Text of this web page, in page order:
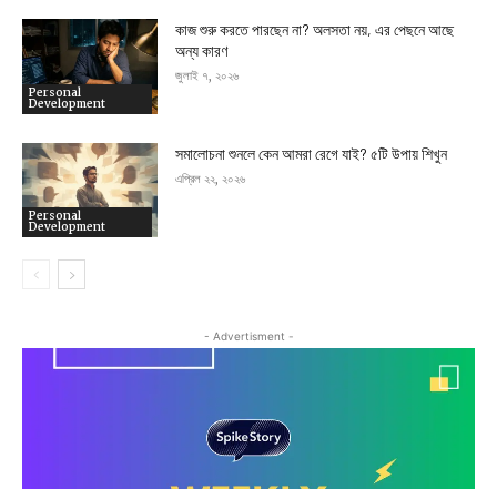
Personal
Development
কাজ শুরু করতে পারছেন না? অলসতা নয়, এর পেছনে আছে
অন্য কারণ
জুলাই ৭, ২০২৬
Personal
Development
সমালোচনা শুনলে কেন আমরা রেগে যাই? ৫টি উপায় শিখুন
এপ্রিল ২২, ২০২৬
- Advertisment -